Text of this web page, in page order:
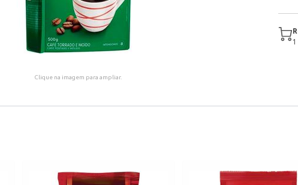
Clique na imagem para ampliar.
1